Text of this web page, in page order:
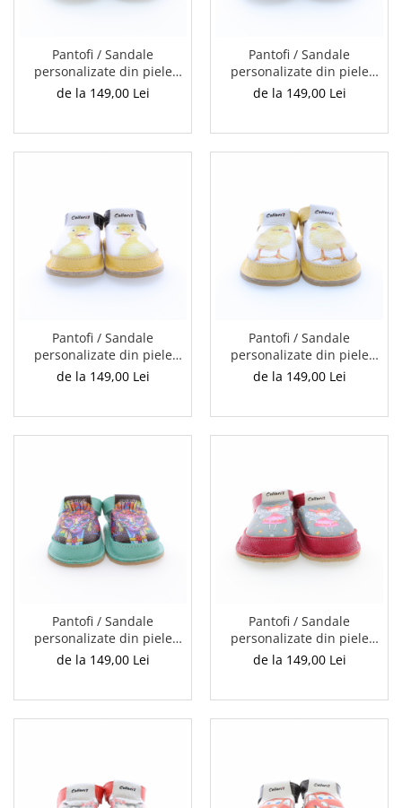
Pantofi / Sandale
personalizate din piele
naturala cu print digital -
de la 149,00 Lei
Pantofi / Sandale
personalizate din piele
naturala cu print digital -
de la 149,00 Lei
Pantofi / Sandale
personalizate din piele
naturala cu print digital -
de la 149,00 Lei
Pantofi / Sandale
personalizate din piele
naturala cu print digital -
de la 149,00 Lei
Pantofi / Sandale
personalizate din piele
naturala cu print digital -
de la 149,00 Lei
Pantofi / Sandale
personalizate din piele
naturala cu print digital -
de la 149,00 Lei